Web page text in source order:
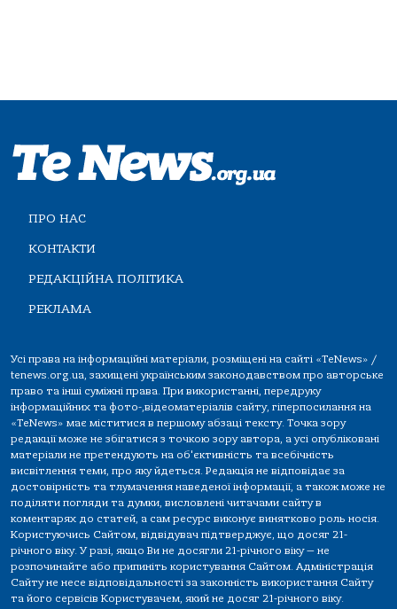
ПРО НАС
КОНТАКТИ
РЕДАКЦІЙНА ПОЛІТИКА
РЕКЛАМА
Усі права на інформаційні матеріали, розміщені на сайті «TeNews» /
tenews.org.ua, захищені українським законодавством про авторське
право та інші суміжні права. При використанні, передруку
інформаційних та фото-,відеоматеріалів сайту, гіперпосилання на
«TeNews» має міститися в першому абзаці тексту. Точка зору
редакції може не збігатися з точкою зору автора, а усі опубліковані
матеріали не претендують на об'єктивність та всебічність
висвітлення теми, про яку йдеться. Редакція не відповідає за
достовірність та тлумачення наведеної інформації, а також може не
поділяти погляди та думки, висловлені читачами сайту в
коментарях до статей, а сам ресурс виконує винятково роль носія.
Користуючись Сайтом, відвідувач підтверджує, що досяг 21-
річного віку. У разі, якщо Ви не досягли 21-річного віку — не
розпочинайте або припиніть користування Сайтом. Адміністрація
Сайту не несе відповідальності за законність використання Сайту
та його сервісів Користувачем, який не досяг 21-річного віку.